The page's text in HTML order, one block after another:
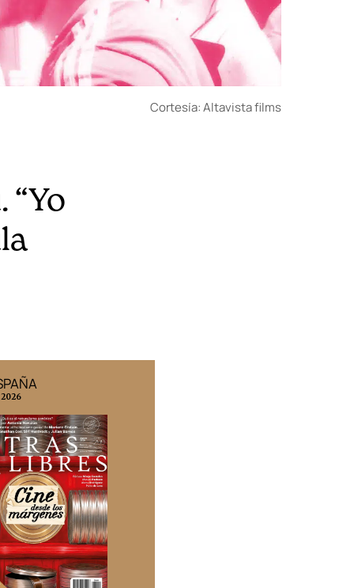
Cortesía: Altavista films